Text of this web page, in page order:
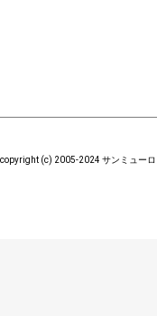
copyright (c) 2005-2024 サンミュー